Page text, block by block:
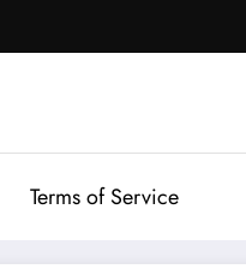
Terms of Service